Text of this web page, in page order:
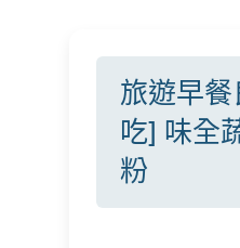
旅遊早
吃] 味全
粉